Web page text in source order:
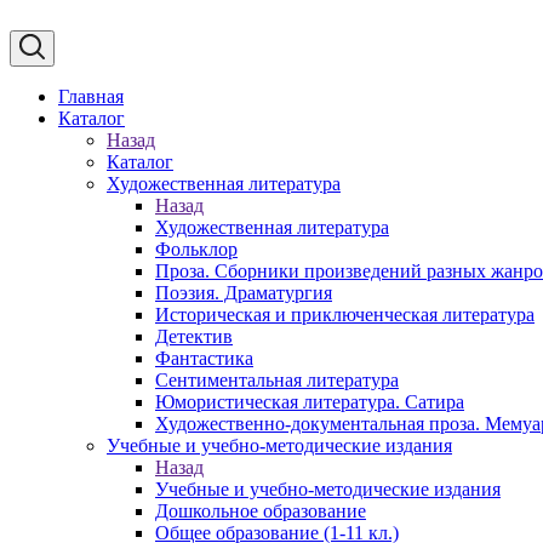
Главная
Каталог
Назад
Каталог
Художественная литература
Назад
Художественная литература
Фольклор
Проза. Сборники произведений разных
Поэзия. Драматургия
Историческая и приключенческая литература
Детектив
Фантастика
Сентиментальная литература
Юмористическая литература. Сатира
Художественно-документальная проза.
Учебные и учебно-методические издания
Назад
Учебные и учебно-методические издания
Дошкольное образование
Общее образование (1-11 кл.)